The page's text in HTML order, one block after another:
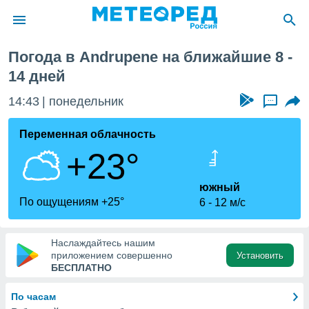
о
к этому
доступ
Погода в Andrupene на ближайшие 8 -
14 дней
14:43 понедельник ...
Переменная облачность
+23°
По ощущениям +25°
южный
6
12 м/с
Наслаждайтесь нашим
приложением совершенно
БЕСПЛАТНО
Установить
По часам